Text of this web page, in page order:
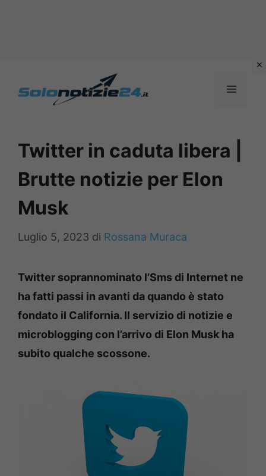
MENU
Twitter in caduta libera |
Brutte notizie per Elon
Musk
Luglio 5, 2023 di Rossana Muraca
Twitter soprannominato l’Sms di Internet ne
ha fatti passi in avanti da quando è stato
fondato il California. Il servizio di notizie e
microblogging con l’arrivo di Elon Musk ha
subito qualche scossone.